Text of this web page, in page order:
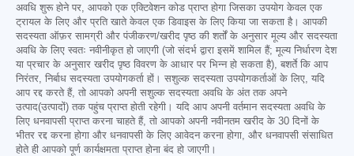
अवधि शुरू होने पर, आपको एक एक्टिवेशन कोड प्राप्त होगा जिसका उपयोग केवल एक
ट्रायल के लिए और प्रति खाते केवल एक डिवाइस के लिए किया जा सकता है। आपकी
सदस्यता ऑफ़र सामग्री और पंजीकरण/खरीद पृष्ठ की शर्तों के अनुसार मूल्य और सदस्यता
अवधि के लिए स्वतः नवीनीकृत हो जाएगी (जो संदर्भ द्वारा इसमें शामिल हैं; मूल्य निर्धारण देश
या प्रचार के अनुसार खरीद पृष्ठ विवरण के आधार पर भिन्न हो सकता है), बशर्ते कि आप
निरंतर, निर्बाध सदस्यता उपयोगकर्ता हों। सशुल्क सदस्यता उपयोगकर्ताओं के लिए, यदि
आप रद्द करते हैं, तो आपको अपनी सशुल्क सदस्यता अवधि के अंत तक अपने
उत्पाद(उत्पादों) तक पहुंच प्राप्त होती रहेगी। यदि आप अपनी वर्तमान सदस्यता अवधि के
लिए धनवापसी प्राप्त करना चाहते हैं, तो आपको अपनी नवीनतम खरीद के 30 दिनों के
भीतर रद्द करना होगा और धनवापसी के लिए आवेदन करना होगा, और धनवापसी संसाधित
होते ही आपको पूर्ण कार्यक्षमता प्राप्त होना बंद हो जाएगी।